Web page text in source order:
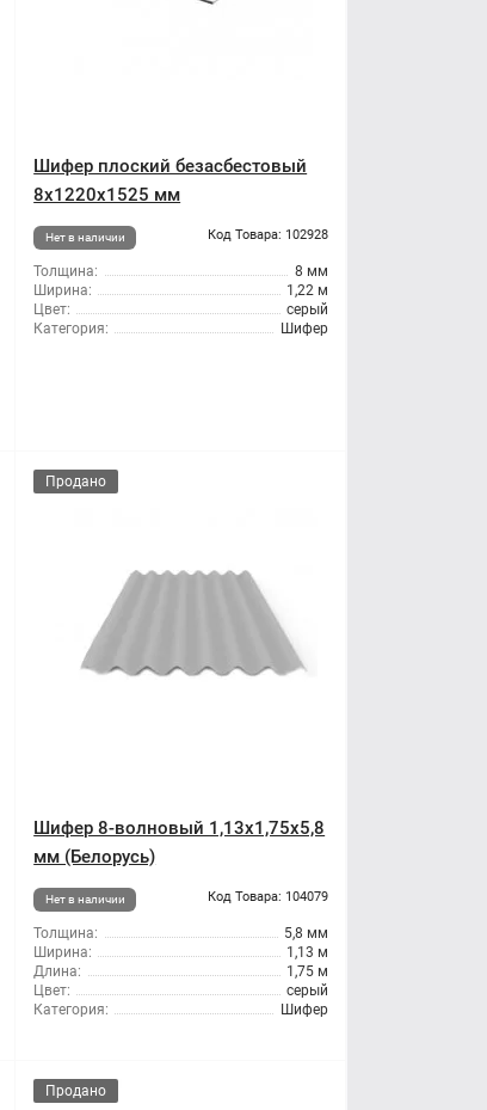
Шифер плоский безасбестовый
8x1220x1525 мм
Нет в наличии Код Товара: 102928
Толщина:
8 мм
Ширина:
1,22 м
Цвет:
серый
Категория:
Шифер
Продано
Шифер 8-волновый 1,13x1,75x5,8
мм (Белорусь)
Нет в наличии Код Товара: 104079
Толщина:
5,8 мм
Ширина:
1,13 м
Длина:
1,75 м
Цвет:
серый
Категория:
Шифер
Продано